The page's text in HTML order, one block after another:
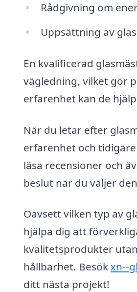
Rådgivning om
Uppsättning av
En kvalificerad
vägledning, vilket gör
erfarenhet kan de
När du letar efter
erfarenhet och
läsa recensioner och
beslut när du väljer
Oavsett vilken typ av
hjälpa dig att
kvalitetsprodukter
hållbarhet. Besökxn--
ditt nästa projekt!